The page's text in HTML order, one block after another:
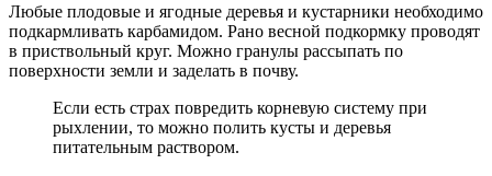
Любые плодовые и ягодные деревья и кустарники необходимо
подкармливать карбамидом. Рано весной подкормку проводят
в приствольный круг. Можно гранулы рассыпать по
поверхности земли и заделать в почву.
Если есть страх повредить корневую систему при
рыхлении, то можно полить кусты и деревья
питательным раствором.